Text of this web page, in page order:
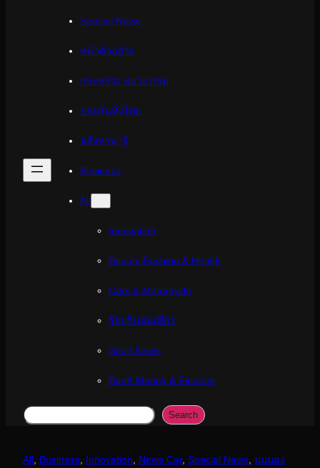
Special News
หน้าตัวอย่าง
กระทรวง ทบวง กรม
ประกันทั่วไทย
อสังหาน่ารู้
Business
All
Innovation
Beauty Fashion & Health
Cars & Motorcycle
ร้อยกินพันเที่ยว
Sport News
ฺBanK Money & Finance
Search Search
All Business Innovation News Car, Special News มุมมอง